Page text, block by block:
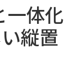
体化
縦置